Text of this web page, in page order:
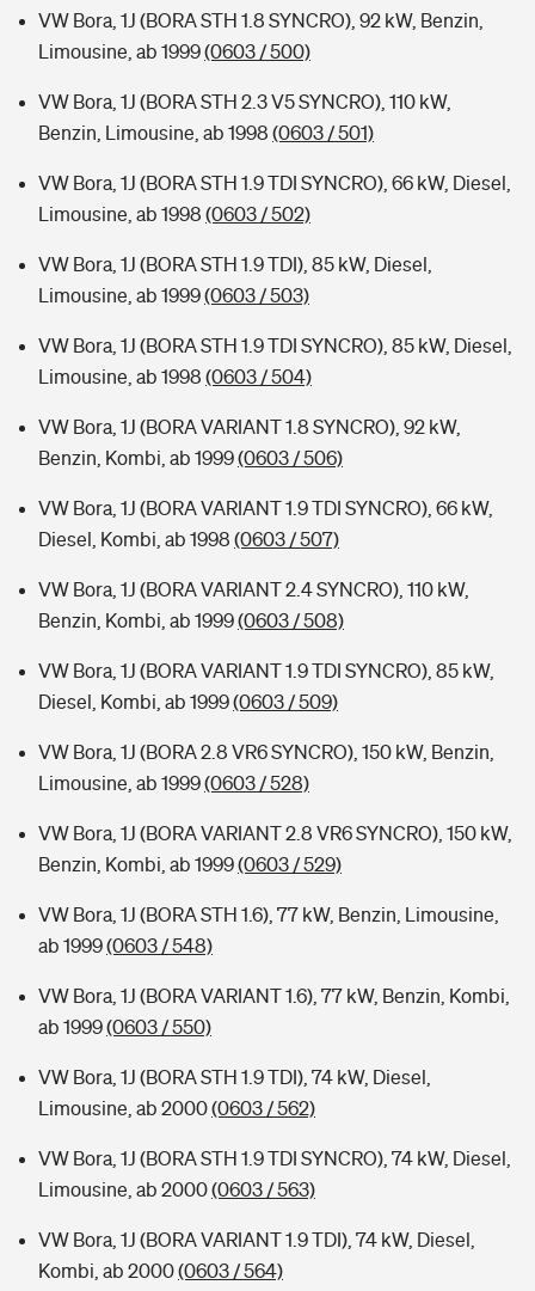
VW Bora, 1J (BORA STH 1.8 SYNCRO), 92 kW, Benzin,
Limousine, ab 1999(0603 / 500)
VW Bora, 1J (BORA STH 2.3 V5 SYNCRO), 110 kW,
Benzin, Limousine, ab 1998 (0603 / 501)
VW Bora, 1J (BORA STH 1.9 TDI SYNCRO), 66 kW, Diesel,
Limousine, ab 1998 (0603 / 502)
VW Bora, 1J (BORA STH 1.9 TDI), 85 kW, Diesel,
Limousine, ab 1999(0603 / 503)
VW Bora, 1J (BORA STH 1.9 TDI SYNCRO), 85 kW, Diesel,
Limousine, ab 1998 (0603 / 504)
VW Bora, 1J (BORA VARIANT 1.8 SYNCRO), 92 kW,
Benzin, Kombi, ab 1999(0603 / 506)
VW Bora, 1J (BORA VARIANT 1.9 TDI SYNCRO), 66 kW,
Diesel, Kombi, ab 1998 (0603 / 507)
VW Bora, 1J (BORA VARIANT 2.4 SYNCRO), 110 kW,
Benzin, Kombi, ab 1999(0603 / 508)
VW Bora, 1J (BORA VARIANT 1.9 TDI SYNCRO), 85 kW,
Diesel, Kombi, ab 1999(0603 / 509)
VW Bora, 1J (BORA 2.8 VR6 SYNCRO), 150 kW, Benzin,
Limousine, ab 1999(0603 / 528)
VW Bora, 1J (BORA VARIANT 2.8 VR6 SYNCRO), 150 kW,
Benzin, Kombi, ab 1999(0603 / 529)
VW Bora, 1J (BORA STH 1.6), 77 kW, Benzin, Limousine,
ab 1999(0603 / 548)
VW Bora, 1J (BORA VARIANT 1.6), 77 kW, Benzin, Kombi,
ab 1999(0603 / 550)
VW Bora, 1J (BORA STH 1.9 TDI), 74 kW, Diesel,
Limousine, ab 2000(0603 / 562)
VW Bora, 1J (BORA STH 1.9 TDI SYNCRO), 74 kW, Diesel,
Limousine, ab 2000(0603 / 563)
VW Bora, 1J (BORA VARIANT 1.9 TDI), 74 kW, Diesel,
Kombi, ab 2000(0603 / 564)